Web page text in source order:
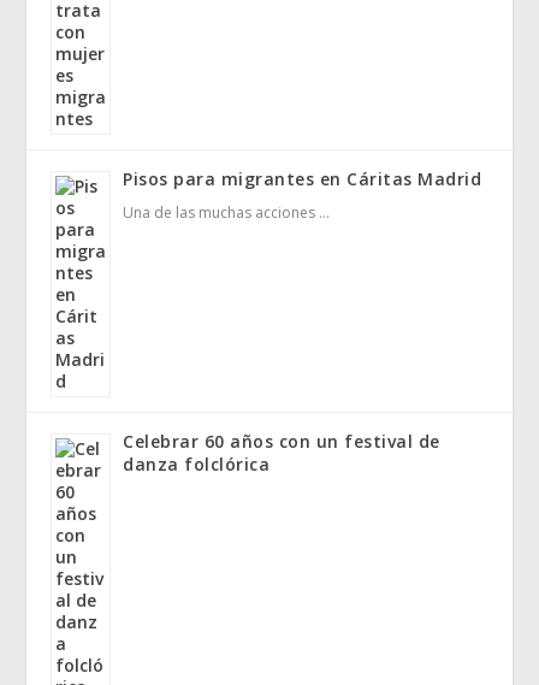
Pisos para migrantes en Cáritas Madrid
Una de las muchas acciones …
Celebrar 60 años con un festival de
danza folclórica